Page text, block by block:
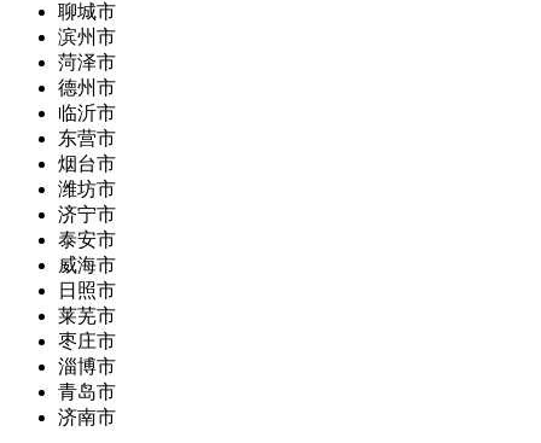
聊城市
滨州市
菏泽市
德州市
临沂市
东营市
烟台市
潍坊市
济宁市
泰安市
威海市
日照市
莱芜市
枣庄市
淄博市
青岛市
济南市